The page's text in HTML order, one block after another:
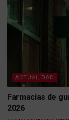
ACTUALIDAD
Farmacias de
2026